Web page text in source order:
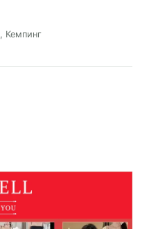
, Кемпинг